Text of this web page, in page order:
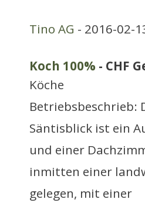
Tino AG - 2016-02-
Koch 100% - CHF
Köche
Betriebsbeschrieb:
Säntisblick ist ein
und einer
inmitten einer
gelegen, mit einer